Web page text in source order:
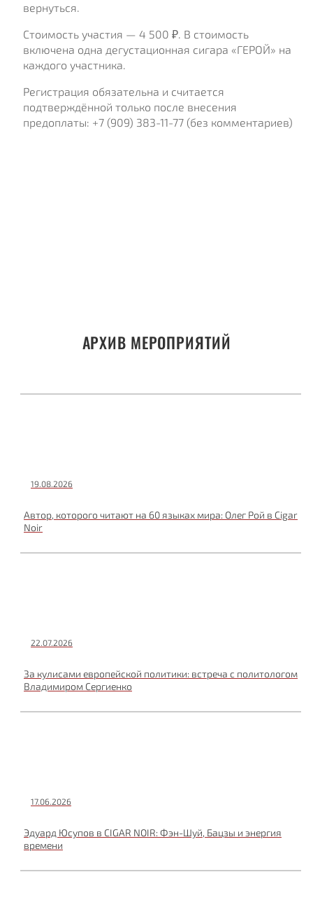
вернуться.
Стоимость участия — 4 500 ₽. В стоимость
включена одна дегустационная сигара «ГЕРОЙ» на
каждого участника.
Регистрация обязательна и считается
подтверждённой только после внесения
предоплаты: +7 (909) 383-11-77 (без комментариев)
АРХИВ МЕРОПРИЯТИЙ
19.08.2026
Автор, которого читают на 60 языках мира: Олег Рой в Cigar
Noir
22.07.2026
За кулисами европейской политики: встреча с политологом
Владимиром Сергиенко
17.06.2026
Эдуард Юсупов в CIGAR NOIR: Фэн-Шуй, Бацзы и энергия
времени